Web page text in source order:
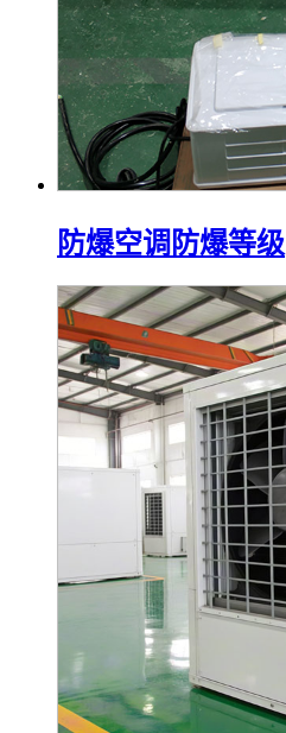
防爆空调防爆等级